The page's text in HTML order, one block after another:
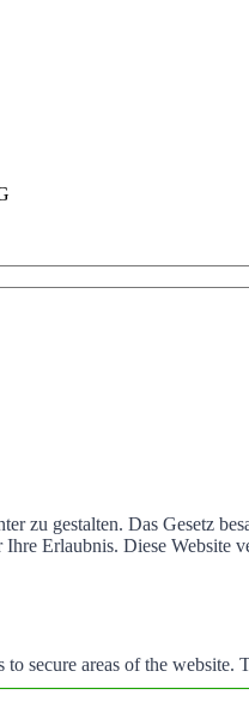
zu gestalten. Das Gesetz
Erlaubnis. Diese Website
secure areas of the